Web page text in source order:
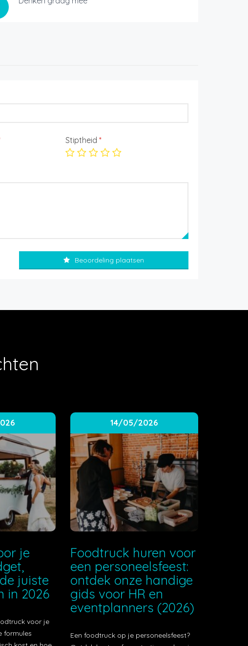
Stiptheid *
Beoordeling plaatsen
je
juiste
in 2026
voor je
formules
14/05/2026
Foodtruck huren voor
een personeelsfeest:
ontdek onze handige
gids voor HR en
eventplanners (2026)
Een foodtruck op je personeelsfeest?